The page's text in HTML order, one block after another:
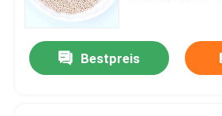
Über uns
Bestpreis